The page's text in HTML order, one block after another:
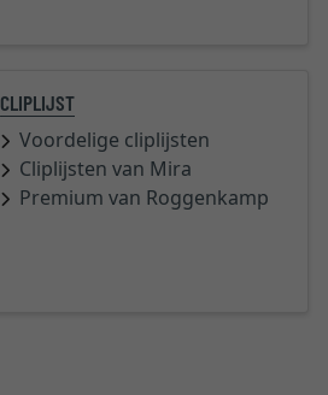
CLIPLIJST
Voordelige cliplijsten
Cliplijsten van Mira
Premium van Roggenkamp